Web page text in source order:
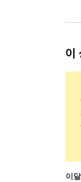
이
이